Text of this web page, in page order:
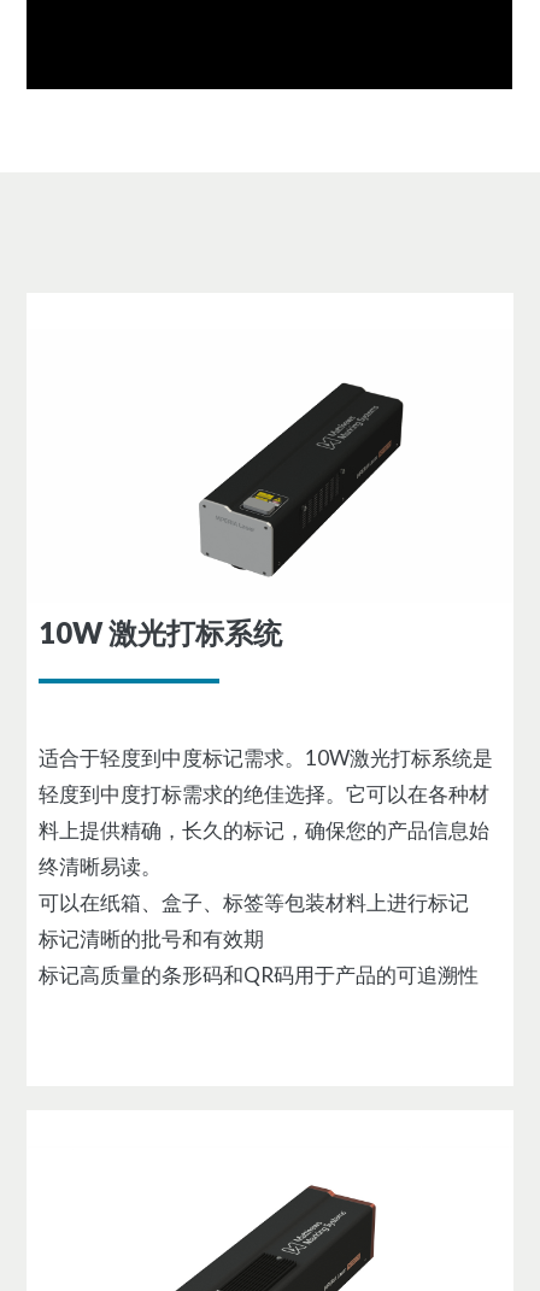
10W 激光打标系统
适合于轻度到中度标记需求。10W激光打标系统是
轻度到中度打标需求的绝佳选择。它可以在各种材
料上提供精确，长久的标记，确保您的产品信息始
终清晰易读。
可以在纸箱、盒子、标签等包装材料上进行标记
标记清晰的批号和有效期
标记高质量的条形码和QR码用于产品的可追溯性